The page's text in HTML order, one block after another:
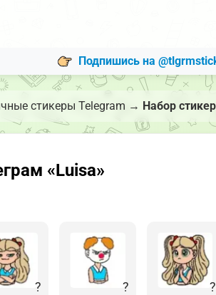
Подпишись на
стикеры Telegram → Набор
«Luisa»
? ? ?